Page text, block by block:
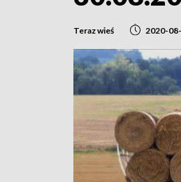
Teraz wieś 2020-